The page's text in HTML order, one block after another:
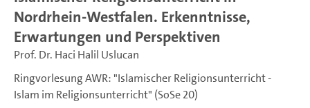
Nordrhein-Westfalen. Erkenntnisse,
Erwartungen und Perspektiven
Prof. Dr. Haci Halil Uslucan
Ringvorlesung AWR: "Islamischer Religionsunterricht -
Islam im Religionsunterricht" (SoSe 20)